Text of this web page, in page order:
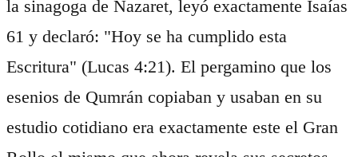
la sinagoga de Nazaret, leyó exactamente Isaías
61 y declaró: "Hoy se ha cumplido esta
Escritura" (Lucas 4:21). El pergamino que los
esenios de Qumrán copiaban y usaban en su
estudio cotidiano era exactamente este el Gran